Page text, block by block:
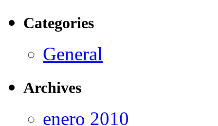
Categories
General
Archives
enero 2010